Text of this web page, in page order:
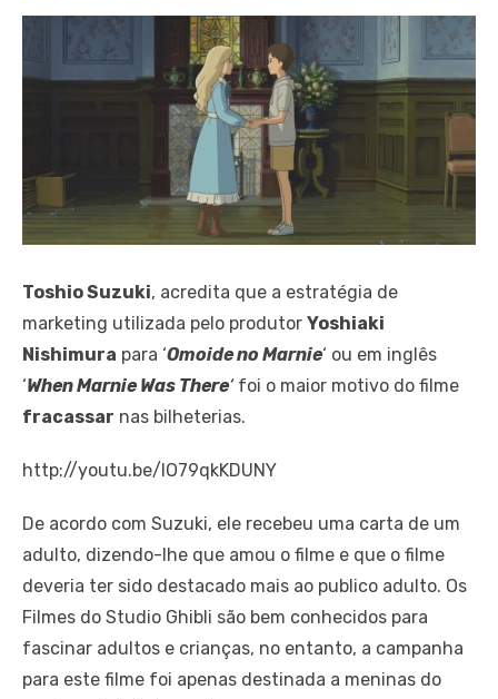
Toshio Suzuki, acredita que a estratégia de
marketing utilizada pelo produtor Yoshiaki
Nishimura para ‘Omoide no Marnie‘ ou em inglês
‘When Marnie Was There‘ foi o maior motivo do filme
fracassar nas bilheterias.
http://youtu.be/lO79qkKDUNY
De acordo com Suzuki, ele recebeu uma carta de um
adulto, dizendo-lhe que amou o filme e que o filme
deveria ter sido destacado mais ao publico adulto. Os
Filmes do Studio Ghibli são bem conhecidos para
fascinar adultos e crianças, no entanto, a campanha
para este filme foi apenas destinada a meninas do